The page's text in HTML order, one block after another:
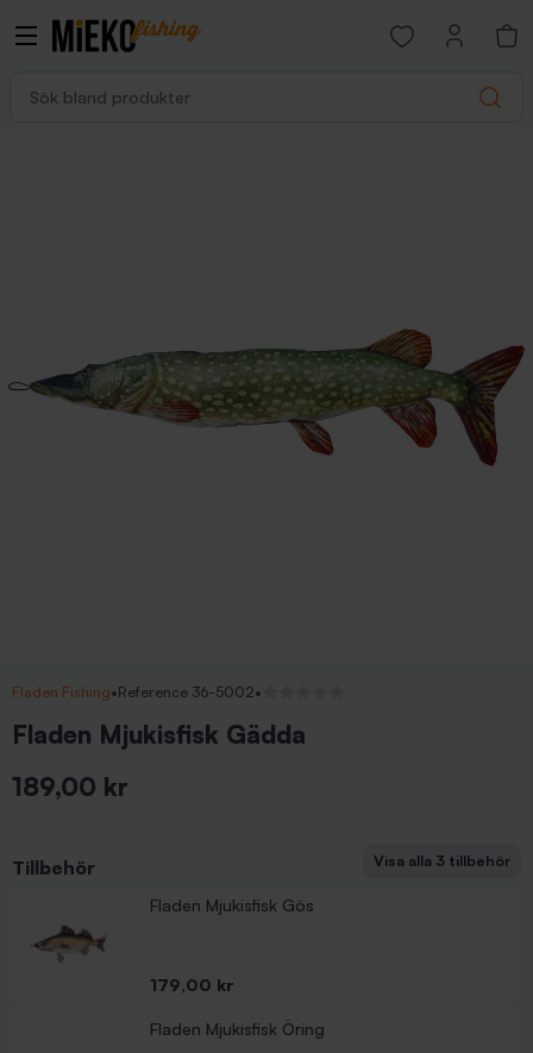
Search
Open favorites
Fladen Fishing•Reference 36-5002•
Fladen Mjukisfisk Gädda
189,00 kr
Tillbehör Visa alla 3 tillbehör
Fladen Mjukisfisk Gös
Pris
179,00 kr
Fladen Mjukisfisk Öring
Pris
159,00 kr